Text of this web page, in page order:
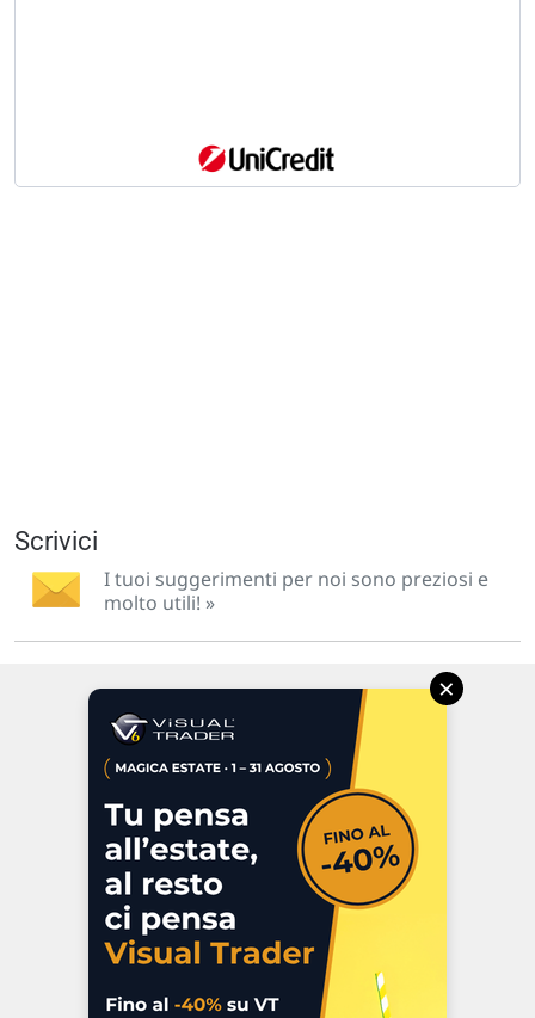
Scrivici
I tuoi suggerimenti per noi sono preziosi e
molto utili! »
47923 Rimini
P.IVA 02 452 460 401
Chi siamo
Commenti e segnalazioni
Contattaci
×